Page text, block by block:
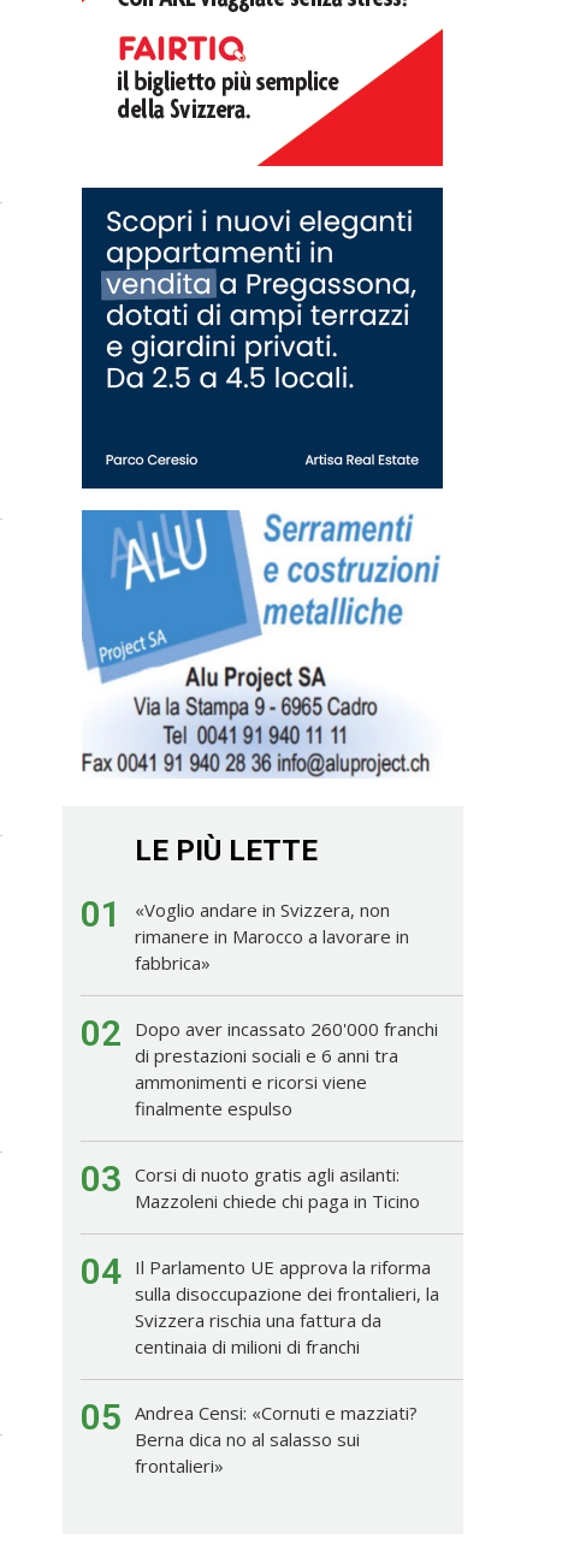
LE PIÙ LETTE
01
«Voglio andare in Svizzera, non
rimanere in Marocco a lavorare in
fabbrica»
02
Dopo aver incassato 260'000 franchi
di prestazioni sociali e 6 anni tra
ammonimenti e ricorsi viene
finalmente espulso
03 Corsi di nuoto gratis agli asilanti:
Mazzoleni chiede chi paga in Ticino
04
Il Parlamento UE approva la riforma
sulla disoccupazione dei frontalieri, la
Svizzera rischia una fattura da
centinaia di milioni di franchi
05 Andrea Censi: «Cornuti e mazziati?
Berna dica no al salasso sui
frontalieri»